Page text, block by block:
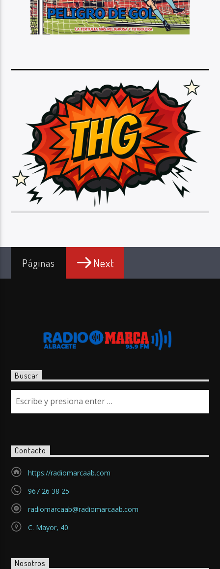
Páginas Next
Buscar
Contacto
https://radiomarcaab.com
967 26 38 25
radiomarcaab@radiomarcaab.com
C. Mayor, 40
Nosotros